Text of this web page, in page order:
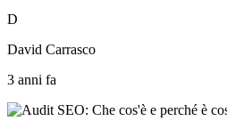
D
David Carrasco
3 anni fa